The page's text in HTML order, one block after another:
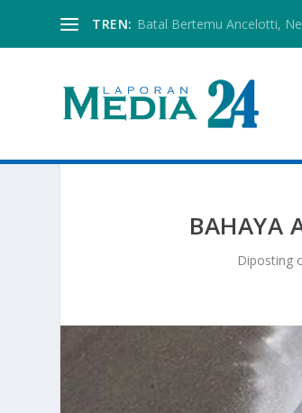
TREN: Batal Bertemu Ancelotti,
BAHAYA
Diposting